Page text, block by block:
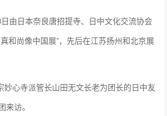
日本奈良唐招提寺、日中文化交流协会
和尚像中国展”，先后在江苏扬州和北京展
心寺派管长山田无文长老为团长的日中友
访。